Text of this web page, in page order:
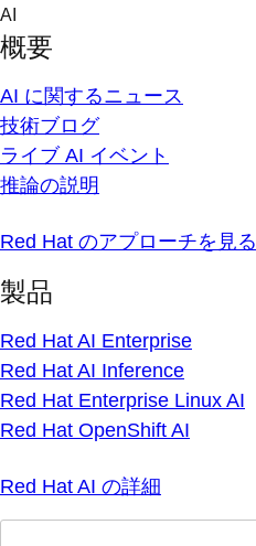
Skip
content
AI
概要
AI に関するニュース
技術ブログ
ライブ AI イベント
推論の説明
Red Hat のアプローチを見る
製品
Red Hat AI Enterprise
Red Hat AI Inference
Red Hat Enterprise Linux AI
Red Hat OpenShift AI
Red Hat AI の詳細